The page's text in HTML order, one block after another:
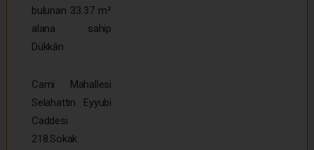
bulunan 33.37 m²
alana sahip
Dükkân
Cami Mahallesi
Selahattin Eyyubi
Caddesi
218.Sokak